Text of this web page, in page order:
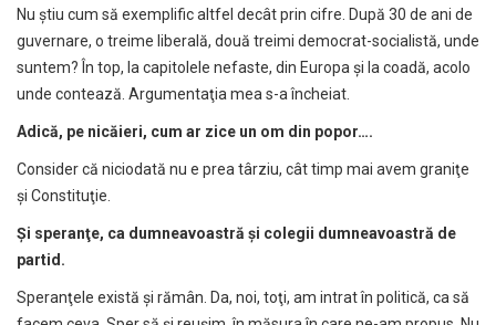
Nu ştiu cum să exemplific altfel decât prin cifre. După 30 de ani de
guvernare, o treime liberală, două treimi democrat-socialistă, unde
suntem? În top, la capitolele nefaste, din Europa şi la coadă, acolo
unde contează. Argumentaţia mea s-a încheiat.
Adică, pe nicăieri, cum ar zice un om din popor….
Consider că niciodată nu e prea târziu, cât timp mai avem graniţe
şi Constituţie.
Şi speranţe, ca dumneavoastră şi colegii dumneavoastră de
partid.
Speranţele există şi rămân. Da, noi, toţi, am intrat în politică, ca să